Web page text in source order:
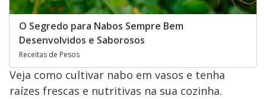
O Segredo para Nabos Sempre Bem
Desenvolvidos e Saborosos
Receitas de Pesos
Veja como cultivar nabo em vasos e tenha
raízes frescas e nutritivas na sua cozinha.